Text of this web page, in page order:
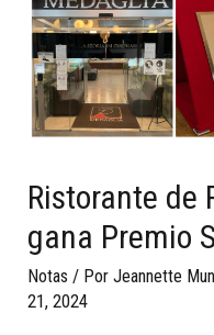
Ristorante de
gana Premio
Notas / PorJeannette
21, 2024